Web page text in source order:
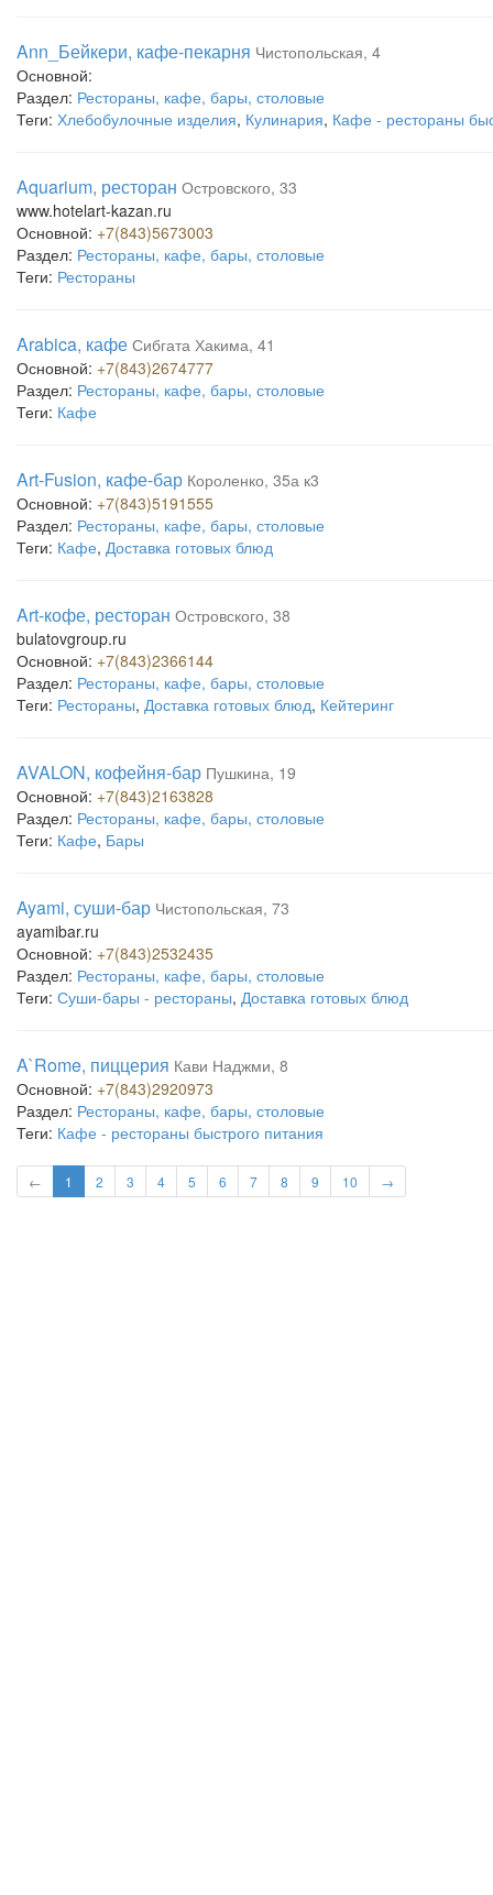
Ann_Бейкери, кафе-пекарня Чистопольская, 4
Основной:
Раздел: Рестораны, кафе, бары, столовые
Теги: Хлебобулочные изделия, Кулинария, Кафе - рестораны
Aquarium, ресторан Островского, 33
www.hotelart-kazan.ru
Основной: +7(843)5673003
Раздел: Рестораны, кафе, бары, столовые
Теги: Рестораны
Arabica, кафе Сибгата Хакима, 41
Основной: +7(843)2674777
Раздел: Рестораны, кафе, бары, столовые
Теги: Кафе
Art-Fusion, кафе-бар Короленко, 35а к3
Основной: +7(843)5191555
Раздел: Рестораны, кафе, бары, столовые
Теги: Кафе, Доставка готовых блюд
Art-кофе, ресторан Островского, 38
bulatovgroup.ru
Основной: +7(843)2366144
Раздел: Рестораны, кафе, бары, столовые
Теги: Рестораны, Доставка готовых блюд, Кейтеринг
AVALON, кофейня-бар Пушкина, 19
Основной: +7(843)2163828
Раздел: Рестораны, кафе, бары, столовые
Теги: Кафе, Бары
Ayami, суши-бар Чистопольская, 73
ayamibar.ru
Основной: +7(843)2532435
Раздел: Рестораны, кафе, бары, столовые
Теги: Суши-бары - рестораны, Доставка готовых блюд
A`Rome, пиццерия Кави Наджми, 8
Основной: +7(843)2920973
Раздел: Рестораны, кафе, бары, столовые
Теги: Кафе - рестораны быстрого питания
← 1 2 3 4 5 6 7 8 9 10 →